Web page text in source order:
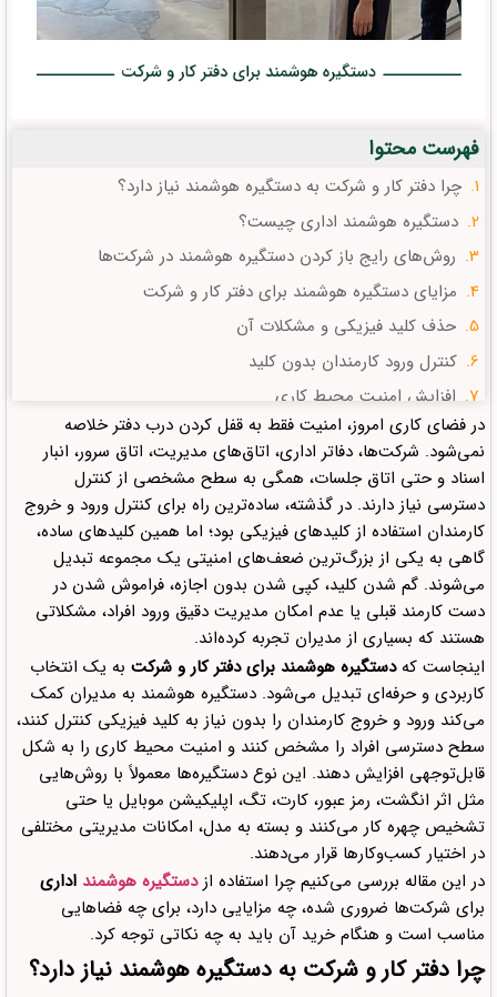
فهرست محتوا
چرا دفتر کار و شرکت به دستگیره هوشمند نیاز دارد؟
دستگیره هوشمند اداری چیست؟
روش‌های رایج باز کردن دستگیره هوشمند در شرکت‌ها
مزایای دستگیره هوشمند برای دفتر کار و شرکت
حذف کلید فیزیکی و مشکلات آن
کنترل ورود کارمندان بدون کلید
افزایش امنیت محیط کاری
نظم بیشتر در رفت‌وآمدها
مناسب برای شرکت‌های کوچک و بزرگ
دستگیره هوشمند در چه بخش‌هایی از شرکت کاربرد دارد؟
درب ورودی دفتر
اتاق مدیریت
اتاق سرور
اتاق جلسات
انبار و بایگانی
جدول مقایسه قفل سنتی و دستگیره هوشمند برای شرکت
هنگام خرید دستگیره هوشمند برای دفتر کار به چه نکاتی توجه
کنیم؟
تعداد کاربران قابل تعریف
روش‌های دسترسی
قابلیت حذف و ویرایش کاربران
کیفیت بدنه و مقاومت دستگیره
نوع درب و امکان نصب
خدمات نصب و پشتیبانی
در فضای کاری امروز، امنیت فقط به قفل کردن درب دفتر خلاصه
نمی‌شود. شرکت‌ها، دفاتر اداری، اتاق‌های مدیریت، اتاق سرور، انبار
اسناد و حتی اتاق جلسات، همگی به سطح مشخصی از کنترل
دسترسی نیاز دارند. در گذشته، ساده‌ترین راه برای کنترل ورود و خروج
کارمندان استفاده از کلیدهای فیزیکی بود؛ اما همین کلیدهای ساده،
گاهی به یکی از بزرگ‌ترین ضعف‌های امنیتی یک مجموعه تبدیل
می‌شوند. گم شدن کلید، کپی شدن بدون اجازه، فراموش شدن در
دست کارمند قبلی یا عدم امکان مدیریت دقیق ورود افراد، مشکلاتی
هستند که بسیاری از مدیران تجربه کرده‌اند.
اینجاست کهدستگیره هوشمند برای دفتر کار و شرکت به یک انتخاب
کاربردی و حرفه‌ای تبدیل می‌شود. دستگیره هوشمند به مدیران کمک
می‌کند ورود و خروج کارمندان را بدون نیاز به کلید فیزیکی کنترل کنند،
سطح دسترسی افراد را مشخص کنند و امنیت محیط کاری را به شکل
قابل‌توجهی افزایش دهند. این نوع دستگیره‌ها معمولاً با روش‌هایی
مثل اثر انگشت، رمز عبور، کارت، تگ، اپلیکیشن موبایل یا حتی
تشخیص چهره کار می‌کنند و بسته به مدل، امکانات مدیریتی مختلفی
در اختیار کسب‌وکارها قرار می‌دهند.
در این مقاله بررسی می‌کنیم چرا استفاده ازدستگیره هوشمند اداری
برای شرکت‌ها ضروری شده، چه مزایایی دارد، برای چه فضاهایی
مناسب است و هنگام خرید آن باید به چه نکاتی توجه کرد.
چرا دفتر کار و شرکت به دستگیره هوشمند نیاز دارد؟